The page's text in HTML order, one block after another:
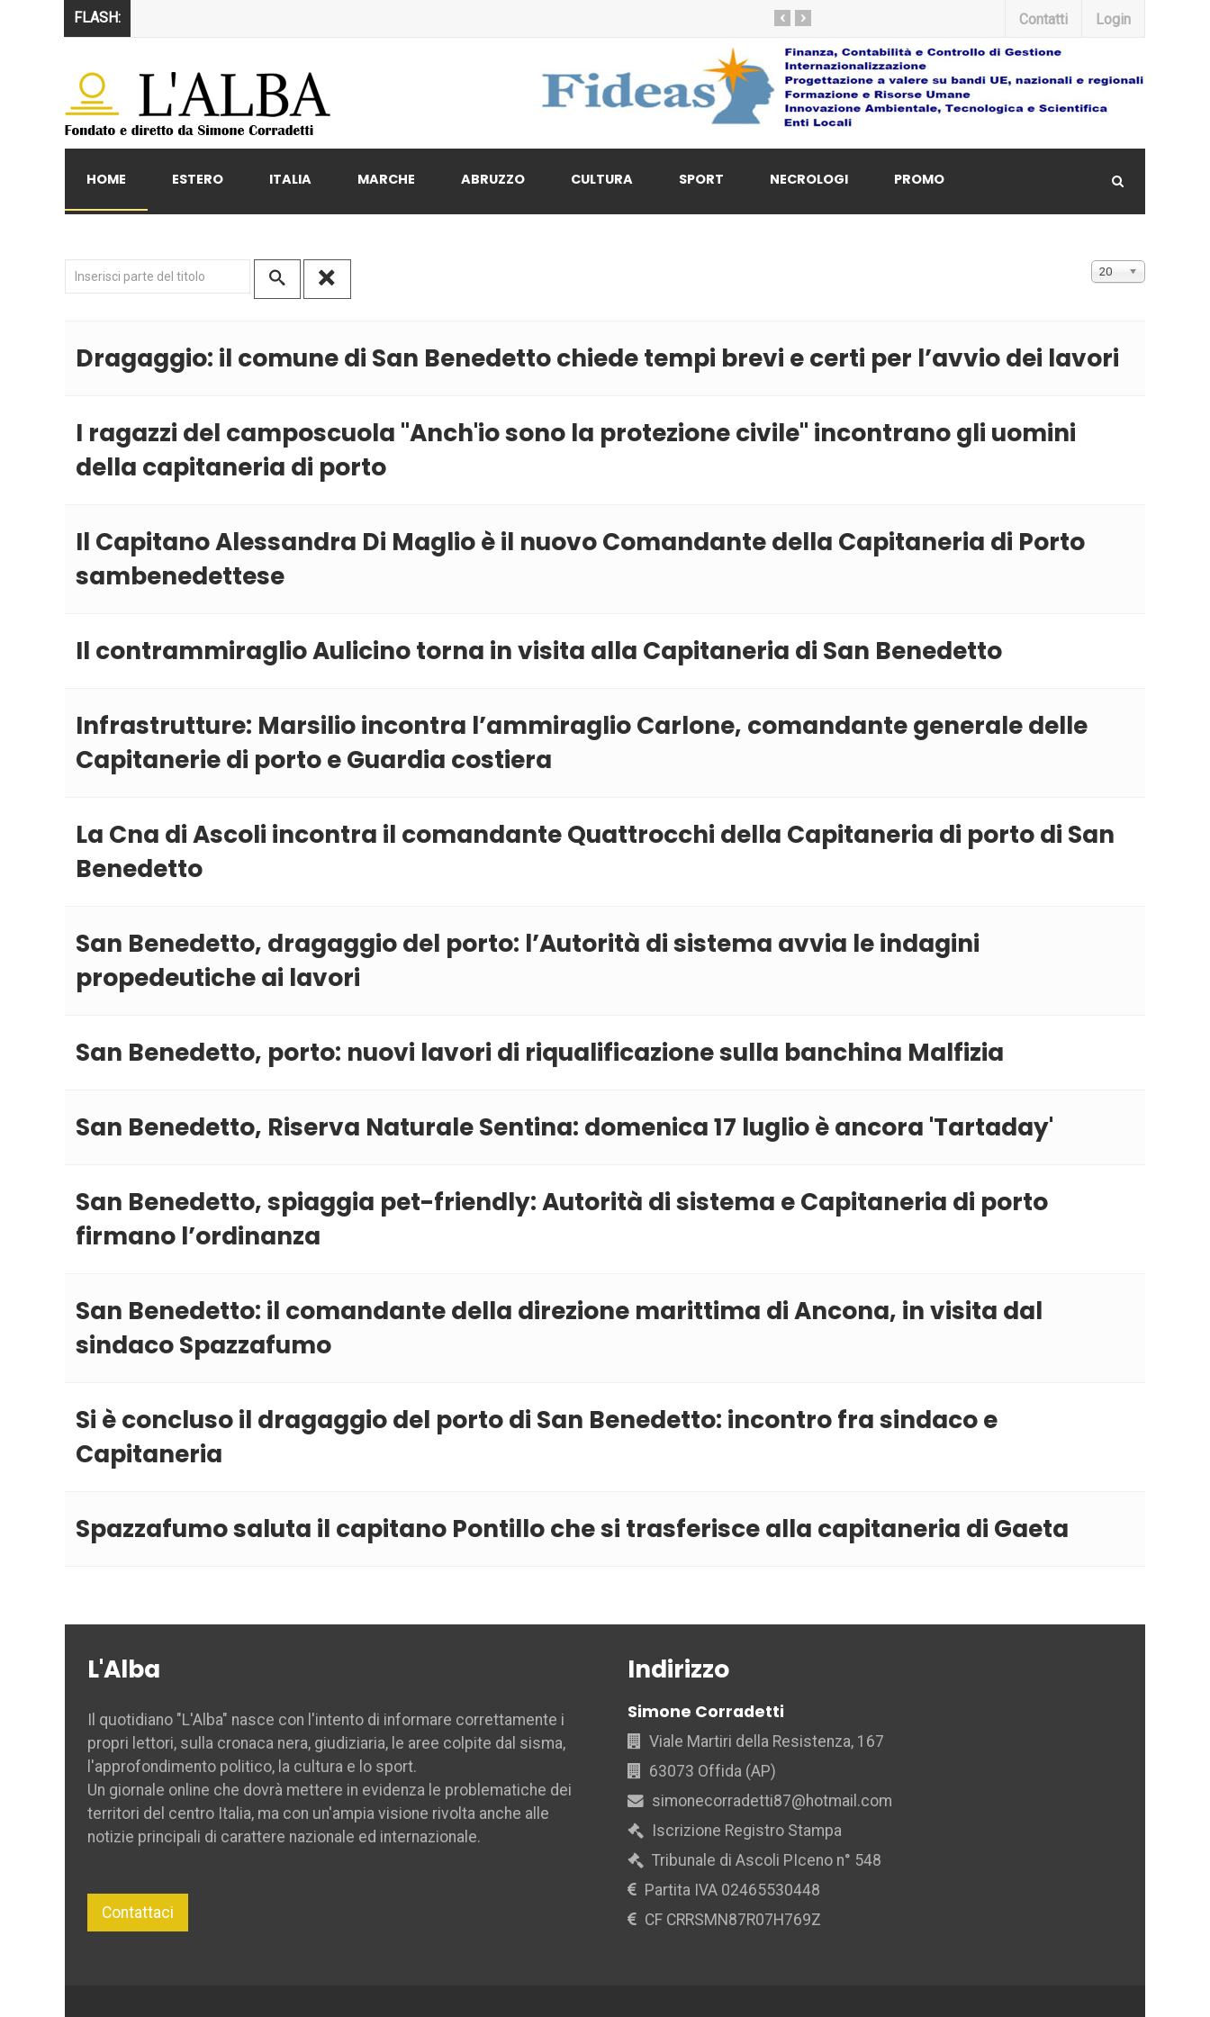
FLASH: ›
‹ Contatti Login
HOME ESTERO ITALIA MARCHE ABRUZZO CULTURA SPORT NECROLOGI PROMO
Inserisci parte del titolo Visualizza n.
20
Dragaggio: il comune di San Benedetto chiede tempi brevi e certi per l’avvio dei lavori
I ragazzi del camposcuola ''Anch'io sono la protezione civile'' incontrano gli uomini
della capitaneria di porto
Il Capitano Alessandra Di Maglio è il nuovo Comandante della Capitaneria di Porto
sambenedettese
Il contrammiraglio Aulicino torna in visita alla Capitaneria di San Benedetto
Infrastrutture: Marsilio incontra l’ammiraglio Carlone, comandante generale delle
Capitanerie di porto e Guardia costiera
La Cna di Ascoli incontra il comandante Quattrocchi della Capitaneria di porto di San
Benedetto
San Benedetto, dragaggio del porto: l’Autorità di sistema avvia le indagini
propedeutiche ai lavori
San Benedetto, porto: nuovi lavori di riqualificazione sulla banchina Malfizia
San Benedetto, Riserva Naturale Sentina: domenica 17 luglio è ancora 'Tartaday'
San Benedetto, spiaggia pet-friendly: Autorità di sistema e Capitaneria di porto
firmano l’ordinanza
San Benedetto: il comandante della direzione marittima di Ancona, in visita dal
sindaco Spazzafumo
Si è concluso il dragaggio del porto di San Benedetto: incontro fra sindaco e
Capitaneria
Spazzafumo saluta il capitano Pontillo che si trasferisce alla capitaneria di Gaeta
L'Alba
Il quotidiano "L'Alba" nasce con l'intento di informare correttamente i
propri lettori, sulla cronaca nera, giudiziaria, le aree colpite dal sisma,
l'approfondimento politico, la cultura e lo sport.
Un giornale online che dovrà mettere in evidenza le problematiche dei
territori del centro Italia, ma con un'ampia visione rivolta anche alle
notizie principali di carattere nazionale ed internazionale.
Contattaci
Indirizzo
Simone Corradetti
Viale Martiri della Resistenza, 167
63073 Offida (AP)
simonecorradetti87@hotmail.com
Iscrizione Registro Stampa
Tribunale di Ascoli PIceno n° 548
Partita IVA 02465530448
CF CRRSMN87R07H769Z